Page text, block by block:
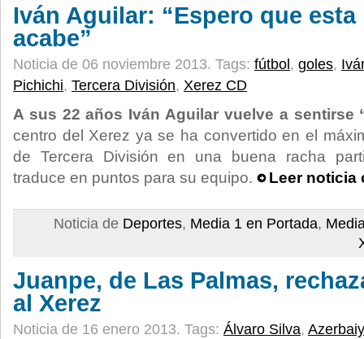
Iván Aguilar: “Espero que
acabe”
Noticia de 06 noviembre 2013. Tags: fútbol , goles,
Pichichi, Tercera División, Xerez CD
A sus 22 años Iván Aguilar vuelve a sentirse
centro del Xerez ya se ha convertido en el
de Tercera División en una buena racha
traduce en puntos para su equipo.
Leer noticia
Noticia de Deportes, Media 1 en Portada,
Juanpe, de Las Palmas,
al Xerez
Noticia de 16 enero 2013. Tags: Álvaro Silva,